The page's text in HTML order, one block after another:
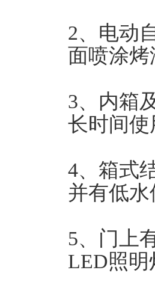
2、电动
面喷涂
3、内箱
长时间
4、箱式
并有低
5、门上
LED照明